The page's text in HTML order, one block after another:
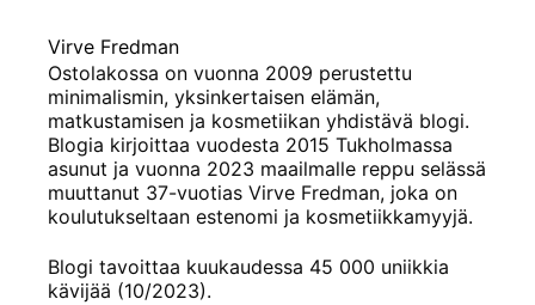
Virve Fredman
Ostolakossa on vuonna 2009 perustettu
minimalismin, yksinkertaisen elämän,
matkustamisen ja kosmetiikan yhdistävä blogi.
Blogia kirjoittaa vuodesta 2015 Tukholmassa
asunut ja vuonna 2023 maailmalle reppu selässä
muuttanut 37-vuotias Virve Fredman, joka on
koulutukseltaan estenomi ja kosmetiikkamyyjä.
Blogi tavoittaa kuukaudessa 45 000 uniikkia
kävijää (10/2023).